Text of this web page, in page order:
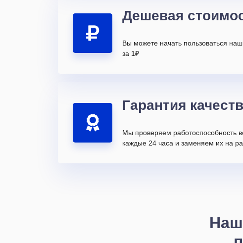
Дешевая
Вы можете начать пользоваться
за 1₽
Гарантия
Мы проверяем работоспособность
каждые 24 часа и заменяем их на